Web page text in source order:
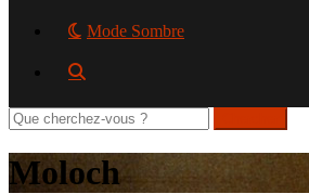
Mode Sombre
Rechercher
sur
le
site
Moloch